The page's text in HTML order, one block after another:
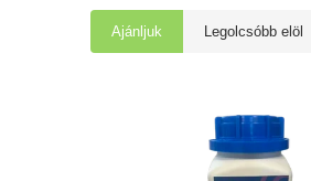
Ajánljuk Legolcsóbb elöl